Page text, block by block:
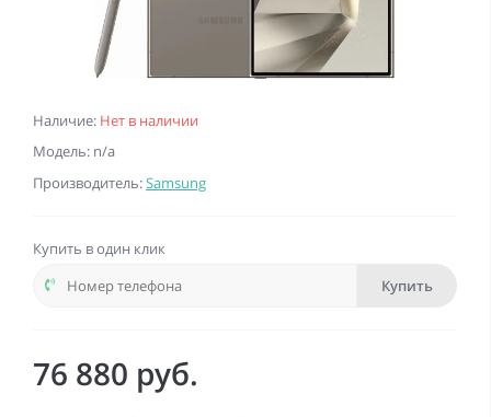
Наличие: Нет в наличии
Модель: n/a
Производитель:Samsung
Купить в один клик
Купить
76 880 руб.